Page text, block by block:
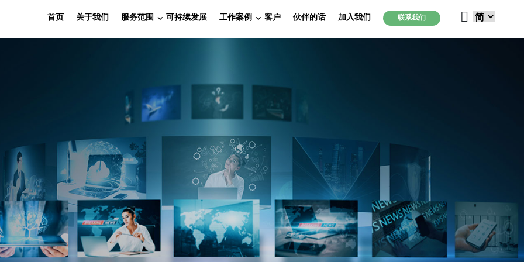
首页 关于我们 服务范围 可持续发展 工作案例 客户 伙伴的话 加入我们 联系我们